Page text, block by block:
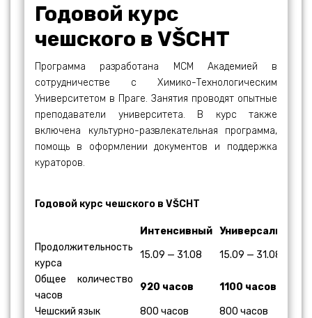
Годовой курс
чешского в VŠCHT
Программа разработана МСМ Академией в
сотрудничестве с Химико-Технологическим
Университетом в Праге. Занятия проводят опытные
преподаватели университета. В курс также
включена культурно-развлекательная программа,
помощь в оформлении документов и поддержка
кураторов.
Годовой курс чешского в VŠCHT
Интенсивный Универсальный
Продолжительность
курса
15.09 — 31.08 15.09 — 31.08
Общее количество
часов
920 часов 1100 часов
Чешский язык 800 часов
800 часов